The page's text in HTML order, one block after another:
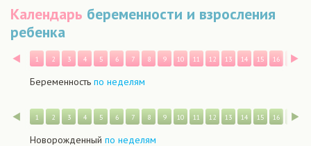
Календарь беременности и взросления
ребенка
Назад
1 2 3 4 5 6 7 8 9 10 11 12 13 14 15 16 17
Беременность по неделям
Назад
1 2 3 4 5 6 7 8 9 10 11 12 13 14 15 16 17
Новорожденный по неделям